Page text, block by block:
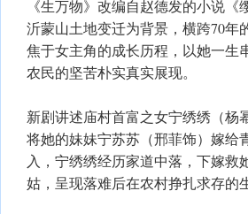
《生万物》改编自赵德发的小说
沂蒙山土地变迁为背景，横跨70
焦于女主角的成长历程，以她一生
农民的坚苦朴实真实展现。
新剧讲述庙村首富之女宁绣绣（杨
将她的妹妹宁苏苏（邢菲饰）嫁给
入，宁绣绣经历家道中落，下嫁
姑，呈现落难后在农村挣扎求存的